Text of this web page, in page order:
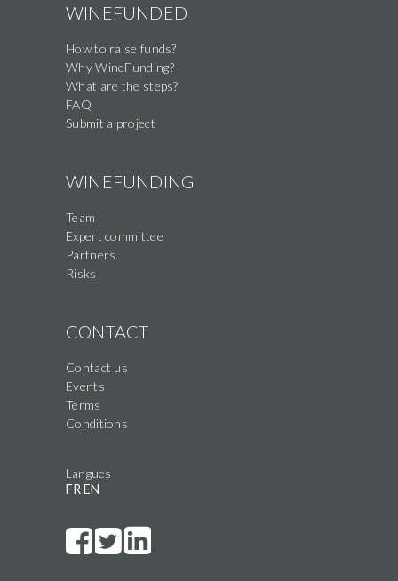
WINEFUNDED
How to raise funds?
Why WineFunding?
What are the steps?
FAQ
Submit a project
WINEFUNDING
Team
Expert committee
Partners
Risks
CONTACT
Contact us
Events
Terms
Conditions
Langues
FR EN